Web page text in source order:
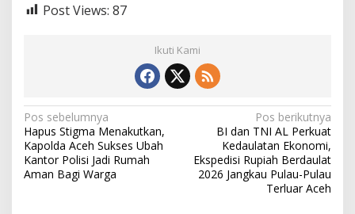
Post Views: 87
Ikuti Kami
N
a
v
Pos sebelumnya
Hapus Stigma Menakutkan,
Kapolda Aceh Sukses Ubah
Kantor Polisi Jadi Rumah
Aman Bagi Warga
Pos berikutnya
BI dan TNI AL Perkuat
Kedaulatan Ekonomi,
Ekspedisi Rupiah Berdaulat
2026 Jangkau Pulau-Pulau
Terluar Aceh